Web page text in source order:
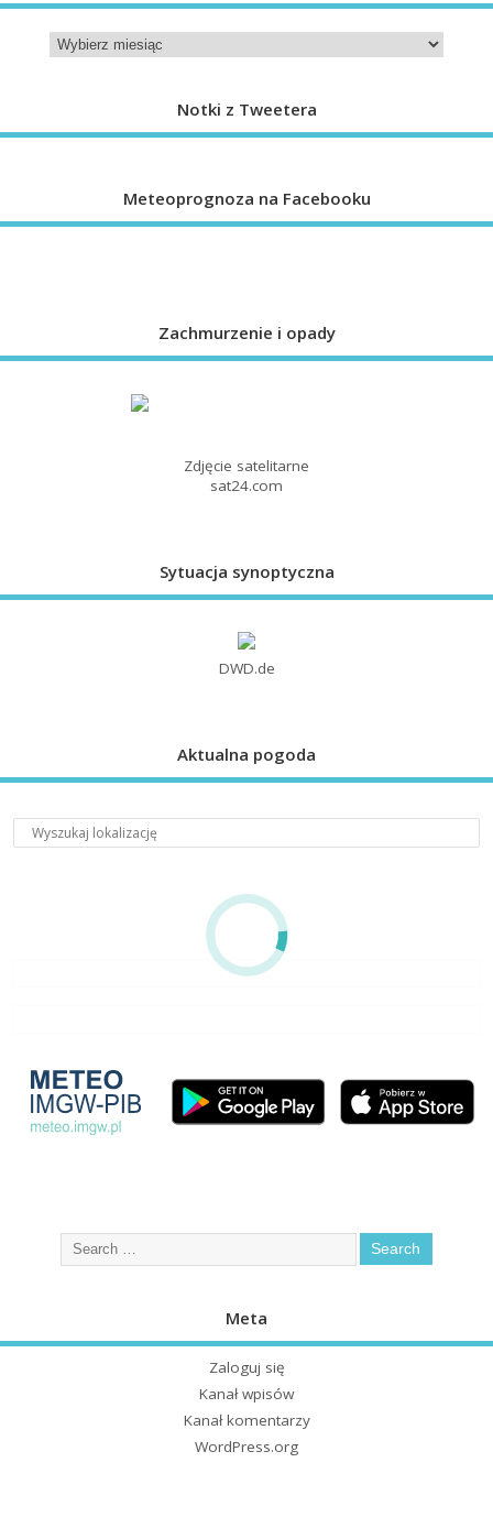
Notki z Tweetera
Meteoprognoza na Facebooku
Zachmurzenie i opady
Zdjęcie satelitarne
sat24.com
Sytuacja synoptyczna
DWD.de
Aktualna pogoda
Meta
Zaloguj się
Kanał wpisów
Kanał komentarzy
WordPress.org